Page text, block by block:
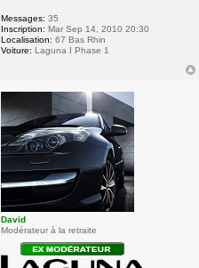
Messages: 35
Inscription: Mar Sep 14, 2010 20:30
Localisation: 67 Bas Rhin
Voiture: Laguna I Phase 1
David
Modérateur à la retraite